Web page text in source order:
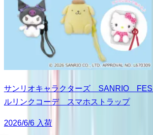
サンリオキャラクターズ SANRIO
ルリンクコーデ スマホストラップ
2026/6/6 入荷